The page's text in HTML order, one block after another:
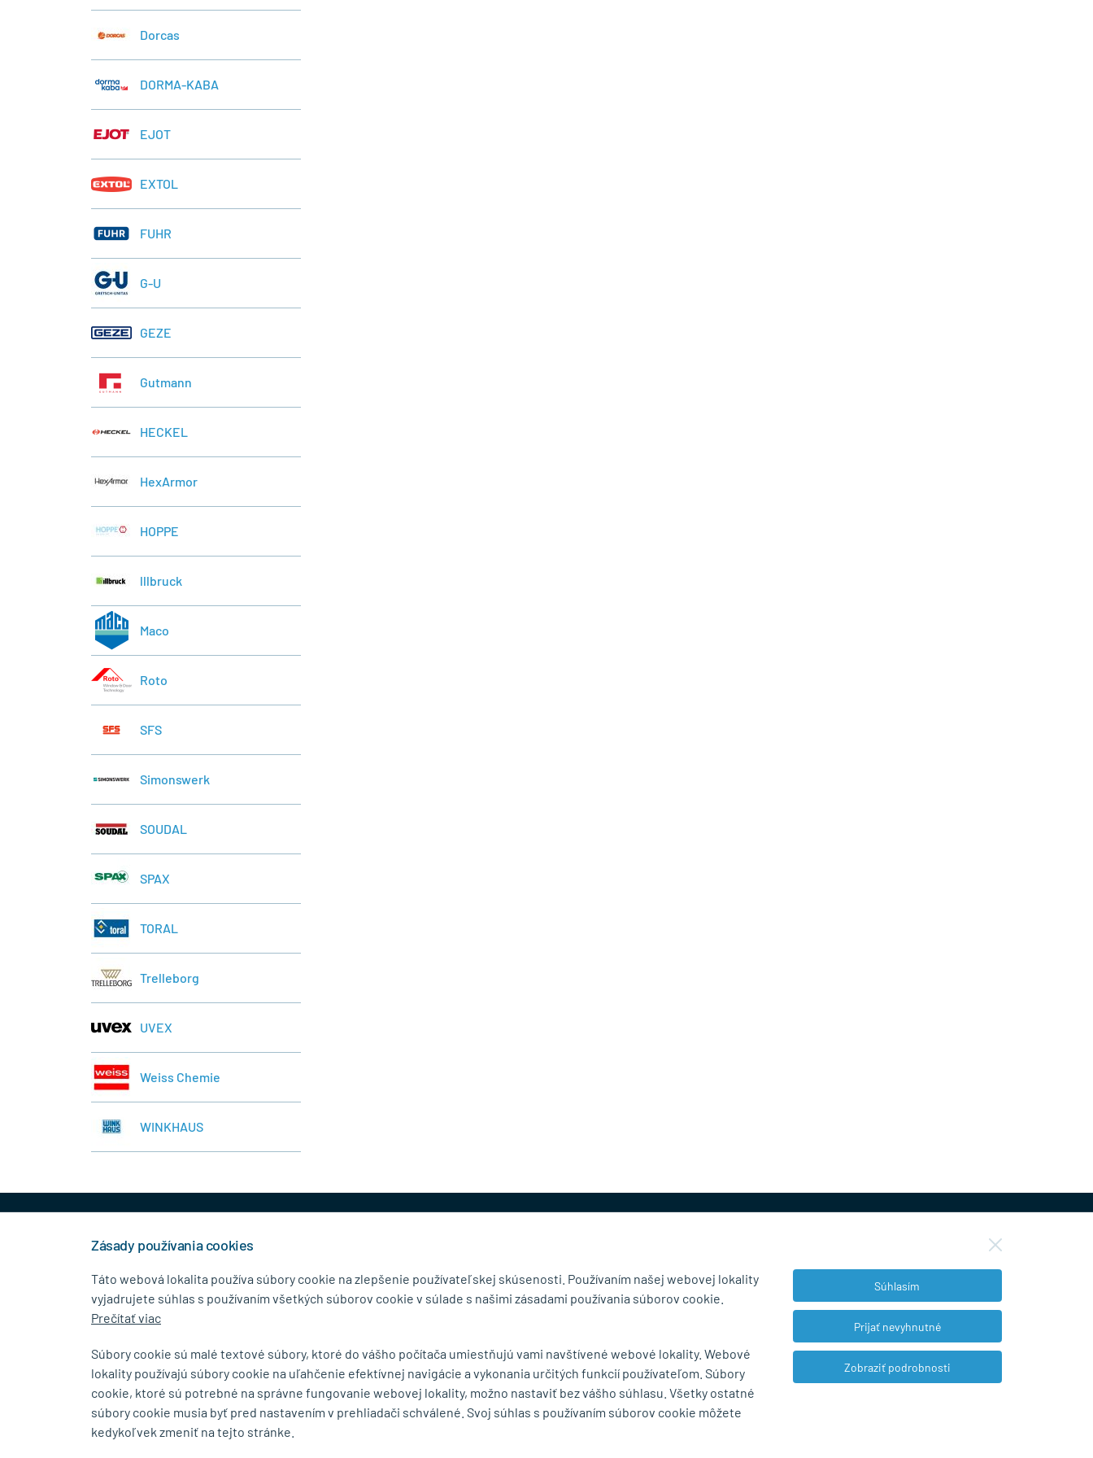
Dorcas
DORMA-KABA
EJOT
EXTOL
FUHR
G-U
GEZE
Gutmann
HECKEL
HexArmor
HOPPE
lllbruck
Maco
Roto
SFS
Simonswerk
SOUDAL
SPAX
TORAL
Trelleborg
UVEX
Weiss Chemie
WINKHAUS
KONTAKTNÉ ÚDAJE
MB.Kovanie
Pavla Horova 1/23, 080 01
Prešov
Zobraziť na mape
O Spoločnosti
Blog
Kontakty
Doručenie a osobný odber
Obchodné podmienky
Reklamačný poriadok
Ochrana osobných údajov
NEWSLETTER
Zásady používania cookies
Táto webová lokalita používa súbory cookie na zlepšenie používateľskej skúsenosti. Používaním našej webovej lokality
vyjadrujete súhlas s používaním všetkých súborov cookie v súlade s našimi zásadami používania súborov cookie.
Prečítať viac
Súbory cookie sú malé textové súbory, ktoré do vášho počítača umiestňujú vami navštívené webové lokality. Webové
lokality používajú súbory cookie na uľahčenie efektívnej navigácie a vykonania určitých funkcií používateľom. Súbory
cookie, ktoré sú potrebné na správne fungovanie webovej lokality, možno nastaviť bez vášho súhlasu. Všetky ostatné
súbory cookie musia byť pred nastavením v prehliadači schválené. Svoj súhlas s používaním súborov cookie môžete
kedykoľvek zmeniť na tejto stránke.
Súhlasím
Prijať nevyhnutné
Zobraziť podrobnosti